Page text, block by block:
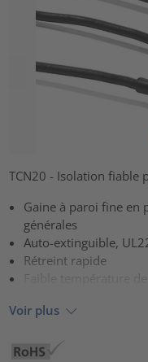
TCN20 - Isolation fiable
Gaine à paroi fine en
générales
Auto-extinguible,
Rétreint rapide
Voir plus